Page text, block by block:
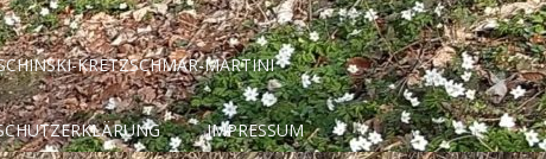
KRETZSCHMAR-MARTINI
IMPRESSUM